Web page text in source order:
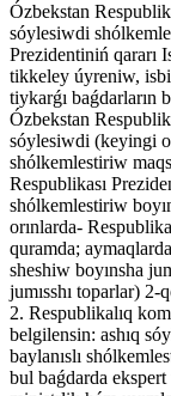
Ózbekstan
sóylesiwdi
Prezidentiniń qararı
tikkeley úyreniw,
tiykarǵı baǵdarların
Ózbekstan
sóylesiwdi (keyingi
shólkemlestiriw
Respublikası
shólkemlestiriw
orınlarda-
quramda;
sheshiw boyınsha
jumısshı toparlar) 2-
2. Respublikalıq
belgilensin: ashıq
baylanıslı
bul baǵdarda ekspert